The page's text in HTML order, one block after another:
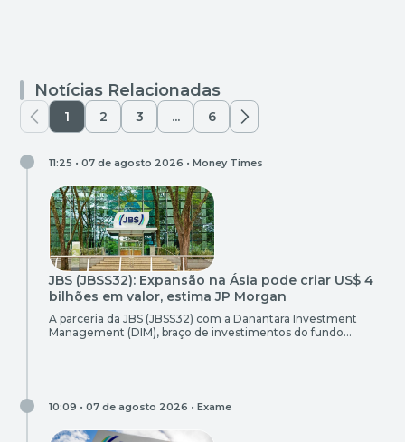
Notícias Relacionadas
1 2 3 ... 6
11:25 • 07 de agosto 2026 • Money Times
JBS (JBSS32): Expansão na Ásia pode criar US$ 4
bilhões em valor, estima JP Morgan
A parceria da JBS (JBSS32) com a Danantara Investment
Management (DIM), braço de investimentos do fundo
10:09 • 07 de agosto 2026 • Exame